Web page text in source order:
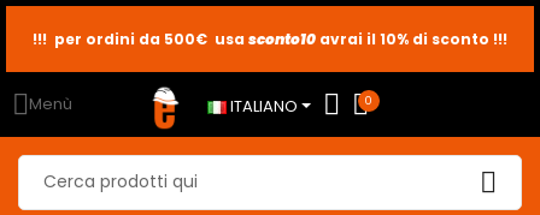
sconto2
sconto5
!!! per ordini da 500€ usa sconto10 avrai il 10% di sconto !!!
Menù ITALIANO 0